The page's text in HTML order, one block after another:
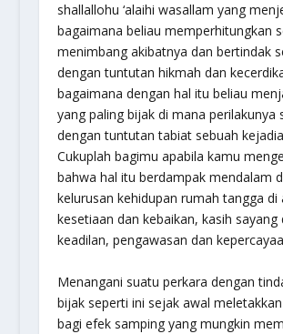
shallallohu ‘alaihi wasallam yang
bagaimana beliau memperhitungkan
menimbang akibatnya dan bertindak
dengan tuntutan hikmah dan
bagaimana dengan hal itu beliau
yang paling bijak di mana perilakunya
dengan tuntutan tabiat sebuah
Cukuplah bagimu apabila kamu
bahwa hal itu berdampak mendalam
kelurusan kehidupan rumah tangga di
kesetiaan dan kebaikan, kasih sayang
keadilan, pengawasan dan
Menangani suatu perkara dengan
bijak seperti ini sejak awal
bagi efek samping yang mungkin